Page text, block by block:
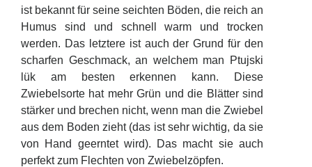
ist bekannt für seine seichten Böden, die reich an
Humus sind und schnell warm und trocken
werden. Das letztere ist auch der Grund für den
scharfen Geschmack, an welchem man Ptujski
lük am besten erkennen kann. Diese
Zwiebelsorte hat mehr Grün und die Blätter sind
stärker und brechen nicht, wenn man die Zwiebel
aus dem Boden zieht (das ist sehr wichtig, da sie
von Hand geerntet wird). Das macht sie auch
perfekt zum Flechten von Zwiebelzöpfen.